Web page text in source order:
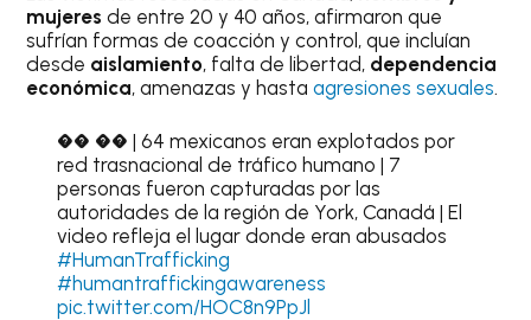
mujeres de entre 20 y 40 años, afirmaron que
sufrían formas de coacción y control, que incluían
desde aislamiento, falta de libertad, dependencia
económica, amenazas y hastaagresiones sexuales.
�� �� | 64 mexicanos eran explotados por
red trasnacional de tráfico humano | 7
personas fueron capturadas por las
autoridades de la región de York, Canadá | El
video refleja el lugar donde eran abusados
#HumanTrafficking
#humantraffickingawareness
pic.twitter.com/HOC8n9PpJl